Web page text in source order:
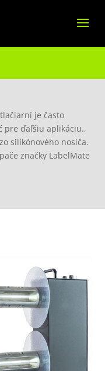
je často
pre ďaľšiu aplikáciu.,
silikónového nosiča.
značky LabelMate